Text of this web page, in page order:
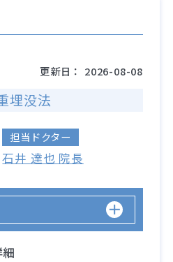
更新日： 2026-08-08
埋没法
担当ドクター
石井 達也 院長